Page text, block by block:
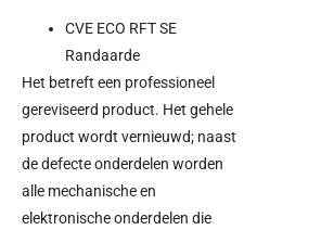
CVE ECO RFT SE
Randaarde
Het betreft een professioneel
gereviseerd product. Het gehele
product wordt vernieuwd; naast
de defecte onderdelen worden
alle mechanische en
elektronische onderdelen die